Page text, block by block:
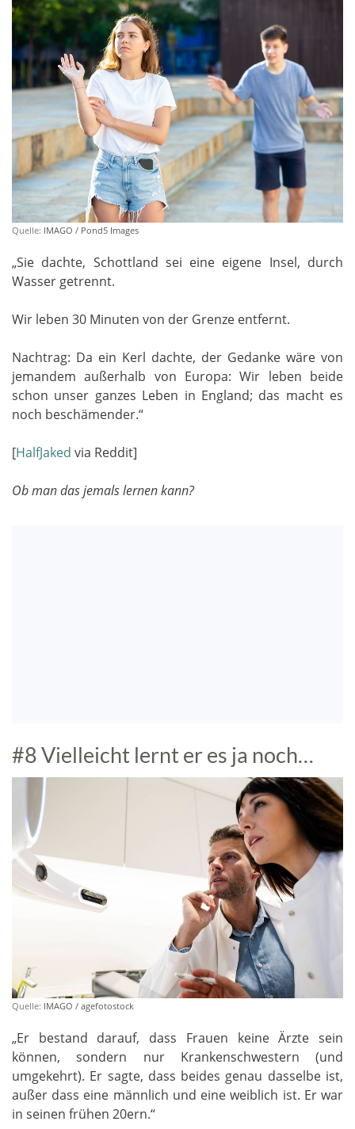
Quelle: IMAGO / Pond5 Images
„Sie dachte, Schottland sei eine eigene Insel, durch
Wasser getrennt.
Wir leben 30 Minuten von der Grenze entfernt.
Nachtrag: Da ein Kerl dachte, der Gedanke wäre von
jemandem außerhalb von Europa: Wir leben beide
schon unser ganzes Leben in England; das macht es
noch beschämender.“
[HalfJaked via Reddit]
Ob man das jemals lernen kann?
#8 Vielleicht lernt er es ja noch…
Quelle: IMAGO / agefotostock
„Er bestand darauf, dass Frauen keine Ärzte sein
können, sondern nur Krankenschwestern (und
umgekehrt). Er sagte, dass beides genau dasselbe ist,
außer dass eine männlich und eine weiblich ist. Er war
in seinen frühen 20ern.“